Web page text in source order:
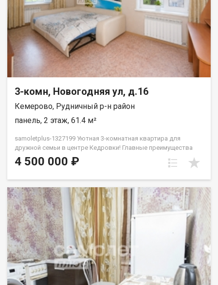
Марина
3-комн, Новогодняя ул, д.16
Кемерово, Рудничный р-н район
панель, 2 этаж, 61.4 м²
samoletplus-1327199 Уютная 3-комнатная квартира для
дружной семьи в центре Кедровки! Главные преимущества
квартиры: Отличная планировка: общая площадь — 61,4 кв.м.
Все комнаты изолированы, окна выходят на две стороны
высоко подниматься, удобно для детей и пожилых людей.
Состояние «заезжай и живи»: квартира в хорошем жилом
состоянии. Установлены современные радиаторы отопления
с регулировкой температуры, качественные стеклопакеты,
установлен кондиционер, санузел раздельный, просторная
прихожая. Покупателям остаются кухонная плита, 2
холодильника, стиральная машина и мебель.Дом панельный,
очень теплый, расположен в тихом и зеленом дворе. Чистый
подъезд, доброжелательные и спокойные соседи. Вся
инфраструктура в 2-5 минутах ходьбы:Школы и детские сады
4 500 000 ₽